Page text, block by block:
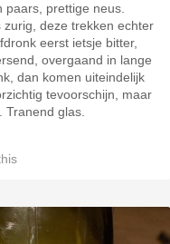
paars, prettige neus.
zurig, deze trekken echter
eerst ietsje bitter,
overgaand in lange
dan komen uiteindelijk
tevoorschijn, maar
Tranend glas.